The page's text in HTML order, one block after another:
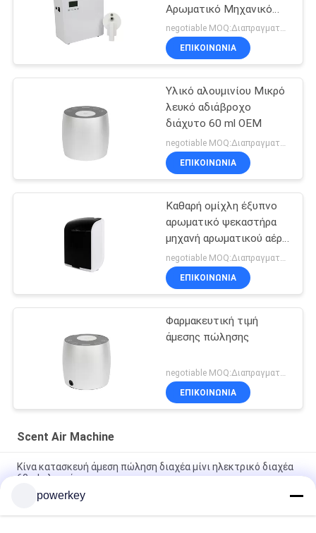
Αρωματικό Μηχανικό
Αέρα 500 ml Λευκό 800-
1200m3 Καλύπτωση
μυρωδιών
negotiable MOQ:Διαπραγματεύσιμος
ΕΠΙΚΟΙΝΩΝΊΑ
Υλικό αλουμινίου Μικρό
λευκό αδιάβροχο
διάχυτο 60 ml OEM
negotiable MOQ:Διαπραγματεύσιμος
ΕΠΙΚΟΙΝΩΝΊΑ
Καθαρή ομίχλη έξυπνο
αρωματικό ψεκαστήρα
μηχανή αρωματικού αέρα
πλαστικό Rohs Fcc
έγκριση άρωμα
ΕΠΙΚΟΙΝΩΝΊΑ
Φαρμακευτική τιμή
άμεσης πώλησης
ΕΠΙΚΟΙΝΩΝΊΑ
Scent Air Machine
Κίνα κατασκευή άμεση πώληση διαχέα μίνι ηλεκτρικό διαχέα
60ml αλουμίνιο
αιθέριο έλαιο μίνι διαχύτης 60ml αλουμινίου
powerkey